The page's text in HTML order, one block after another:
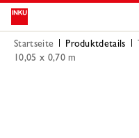
Startseite Produktdetails
10,05 x 0,70 m